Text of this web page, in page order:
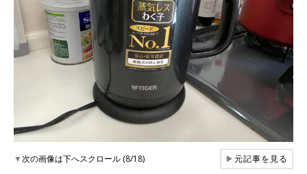
▼次の画像は下へスクロール (8/18) ▶元記事を見る